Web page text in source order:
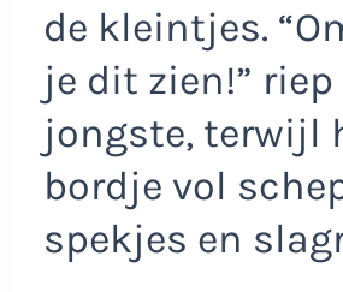
de kleintjes.
je dit zien!” riep
jongste, terwijl
bordje vol
spekjes en